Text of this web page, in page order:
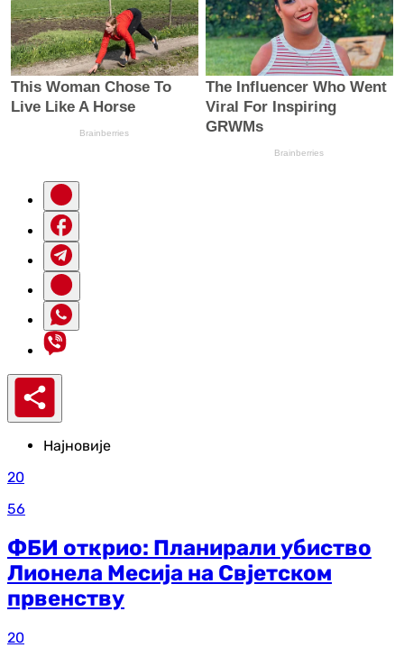
Најновије
20
56
ФБИ открио: Планирали убиство
Лионела Месија на Свјетском
првенству
20